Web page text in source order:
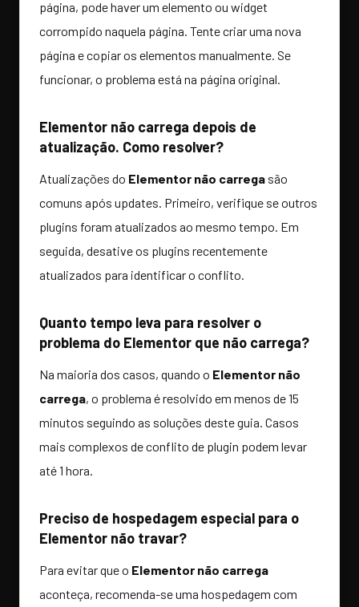
página, pode haver um elemento ou widget
corrompido naquela página. Tente criar uma nova
página e copiar os elementos manualmente. Se
funcionar, o problema está na página original.
Elementor não carrega depois de
atualização. Como resolver?
Atualizações do Elementor não carrega são
comuns após updates. Primeiro, verifique se outros
plugins foram atualizados ao mesmo tempo. Em
seguida, desative os plugins recentemente
atualizados para identificar o conflito.
Quanto tempo leva para resolver o
problema do Elementor que não carrega?
Na maioria dos casos, quando o Elementor não
carrega, o problema é resolvido em menos de 15
minutos seguindo as soluções deste guia. Casos
mais complexos de conflito de plugin podem levar
até 1 hora.
Preciso de hospedagem especial para o
Elementor não travar?
Para evitar que o Elementor não carrega
aconteça, recomenda-se uma hospedagem com